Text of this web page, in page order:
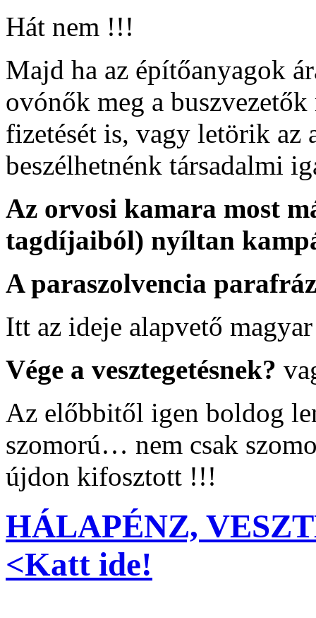
Hát nem !!!
Majd ha az építőanyagok
ovónők meg a
fizetését is, vagy letörik az
beszélhetnénk társadalmi
Az orvosi kamara most
tagdíjaiból) nyíltan
A paraszolvencia
Itt az ideje alapvető
Vége a vesztegetésnek?
Az előbbitől igen boldog
szomorú… nem csak
újdon kifosztott !!!
HÁLAPÉNZ,
<Katt ide!